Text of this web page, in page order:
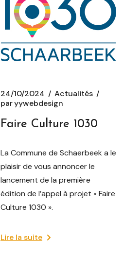
24/10/2024
Actualités
paryywebdesign
Faire Culture 1030
La Commune de Schaerbeek a le
plaisir de vous annoncer le
lancement de la première
édition de l’appel à projet « Faire
Culture 1030 ».
Lire la suite